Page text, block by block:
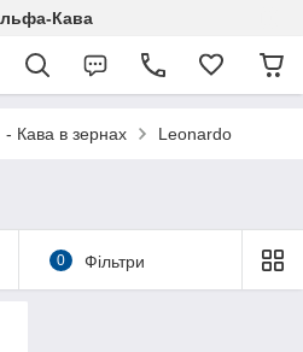
Кава
- Кава в зернах Leonardo
0 Фільтри